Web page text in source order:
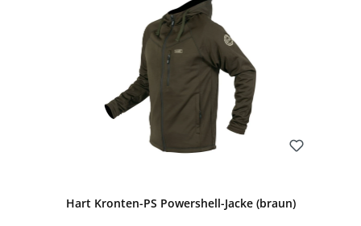
Hart Kronten-PS Powershell-Jacke (braun)